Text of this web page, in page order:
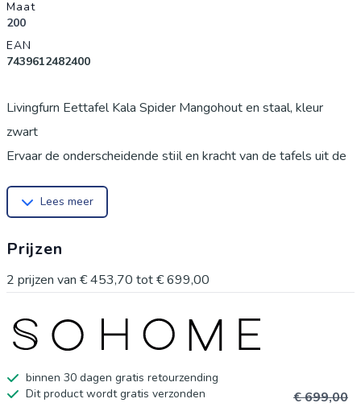
Maat
200
EAN
7439612482400
Livingfurn Eettafel Kala Spider Mangohout en staal, kleur
zwart
Ervaar de onderscheidende stijl en kracht van de tafels uit de
karaktervolle afwerking en tijdloze kleur, ademt deze collectie
straalt elk meubelstuk klasse uit. Het mangohout is zorgvuldig
behandeld met een beschermende zwarte finish voor
Merk: Livingfurn
Materiaal: Mangohout en gecoat staal
Lengte: 180 cm
Breedte: 100 cm
Lees meer
Prijzen
2 prijzen van € 453,70 tot€ 699,00
binnen 30 dagen gratis retourzending
Dit product wordt gratis verzonden
€ 699,00